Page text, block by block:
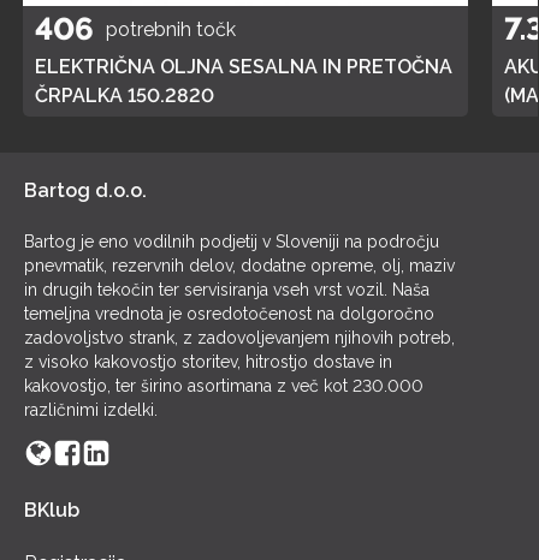
406 potrebnih točk
ELEKTRIČNA OLJNA SESALNA IN PRETOČNA
ČRPALKA 150.2820
Bartog d.o.o.
Bartog je eno vodilnih podjetij v Sloveniji na področju
pnevmatik, rezervnih delov, dodatne opreme, olj, maziv
in drugih tekočin ter servisiranja vseh vrst vozil. Naša
temeljna vrednota je osredotočenost na dolgoročno
zadovoljstvo strank, z zadovoljevanjem njihovih potreb,
z visoko kakovostjo storitev, hitrostjo dostave in
kakovostjo, ter širino asortimana z več kot 230.000
različnimi izdelki.
BKlub